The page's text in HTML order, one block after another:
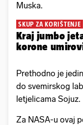
Muska.
SKUP ZA KORIŠTENJE
Kraj jumbo
korone
Prethodno je
do svemirskog
letjelicama Sojuz.
Za NASA-u ovaj